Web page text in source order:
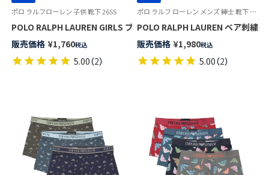
ポロ ラルフローレン 子供 靴下 26SS
POLO RALPH LAUREN GIRLS ブルーベリー BEAR ポロベア キッズ
販売価格 ¥1,760税込
5.00（2）
ポロ ラルフ ローレン メンズ 紳士 靴下 26SS
POLO RALPH LAUREN ベア刺繍
販売価格 ¥1,980税込
5.00（2）